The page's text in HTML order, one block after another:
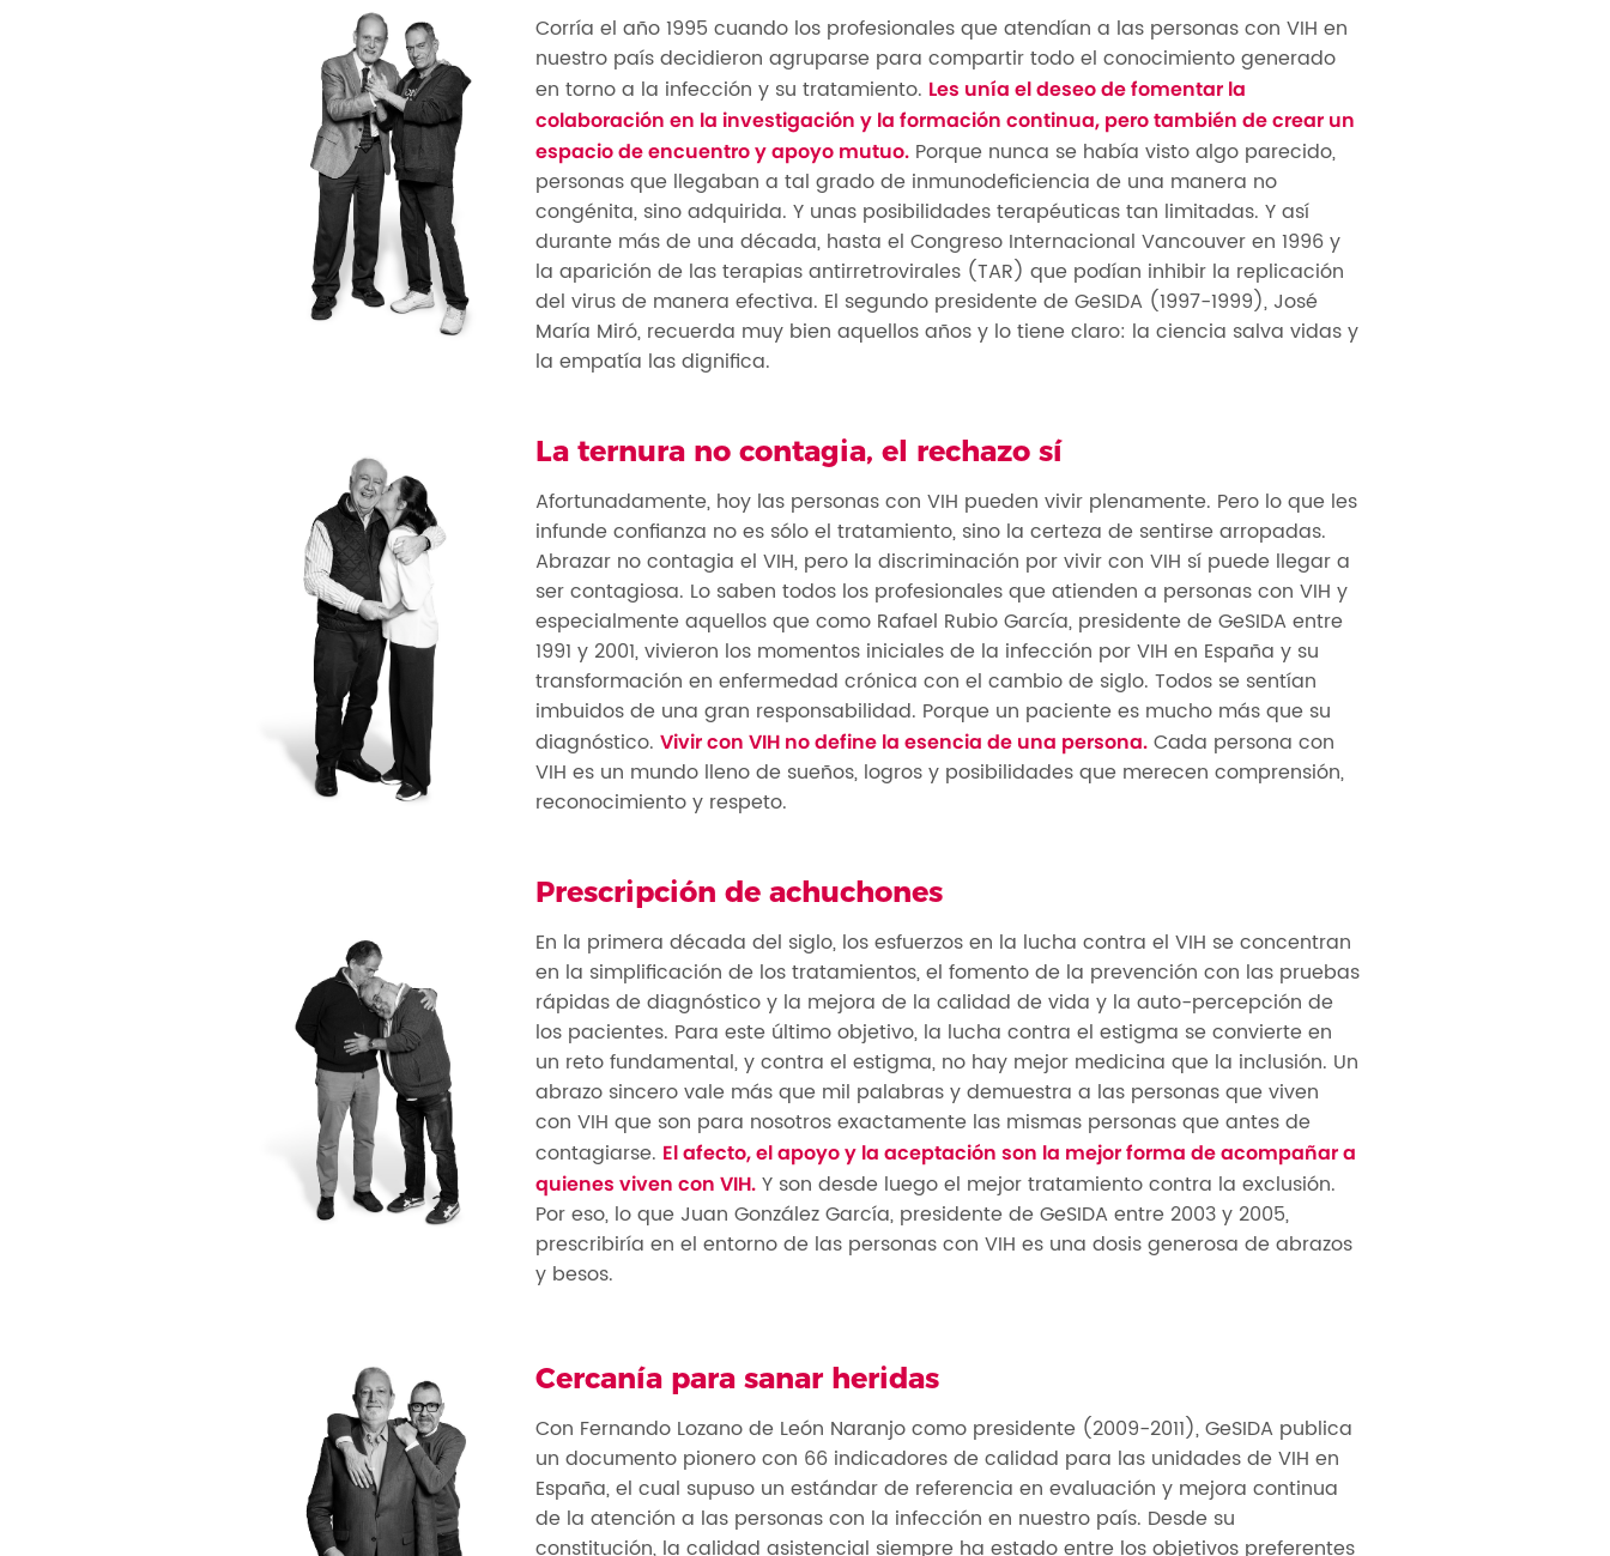
Corría el año 1995 cuando los profesionales que atendían a las personas con VIH en
nuestro país decidieron agruparse para compartir todo el conocimiento generado
en torno a la infección y su tratamiento. Les unía el deseo de fomentar la
colaboración en la investigación y la formación continua, pero también de crear un
espacio de encuentro y apoyo mutuo.Porque nunca se había visto algo parecido,
personas que llegaban a tal grado de inmunodeficiencia de una manera no
congénita, sino adquirida. Y unas posibilidades terapéuticas tan limitadas. Y así
durante más de una década, hasta el Congreso Internacional Vancouver en 1996 y
la aparición de las terapias antirretrovirales (TAR) que podían inhibir la replicación
del virus de manera efectiva. El segundo presidente de GeSIDA (1997-1999), José
María Miró, recuerda muy bien aquellos años y lo tiene claro: la ciencia salva vidas y
la empatía las dignifica.
La ternura no contagia, el rechazo sí
Afortunadamente, hoy las personas con VIH pueden vivir plenamente. Pero lo que les
infunde confianza no es sólo el tratamiento, sino la certeza de sentirse arropadas.
Abrazar no contagia el VIH, pero la discriminación por vivir con VIH sí puede llegar a
ser contagiosa. Lo saben todos los profesionales que atienden a personas con VIH y
especialmente aquellos que como Rafael Rubio García, presidente de GeSIDA entre
1991 y 2001, vivieron los momentos iniciales de la infección por VIH en España y su
transformación en enfermedad crónica con el cambio de siglo. Todos se sentían
imbuidos de una gran responsabilidad. Porque un paciente es mucho más que su
diagnóstico. Vivir con VIH no define la esencia de una persona.Cada persona con
VIH es un mundo lleno de sueños, logros y posibilidades que merecen comprensión,
reconocimiento y respeto.
Prescripción de achuchones
En la primera década del siglo, los esfuerzos en la lucha contra el VIH se concentran
en la simplificación de los tratamientos, el fomento de la prevención con las pruebas
rápidas de diagnóstico y la mejora de la calidad de vida y la auto-percepción de
los pacientes. Para este último objetivo, la lucha contra el estigma se convierte en
un reto fundamental, y contra el estigma, no hay mejor medicina que la inclusión. Un
abrazo sincero vale más que mil palabras y demuestra a las personas que viven
con VIH que son para nosotros exactamente las mismas personas que antes de
contagiarse. El afecto, el apoyo y la aceptación son la mejor forma de acompañar a
quienes viven con VIH.Y son desde luego el mejor tratamiento contra la exclusión.
Por eso, lo que Juan González García, presidente de GeSIDA entre 2003 y 2005,
prescribiría en el entorno de las personas con VIH es una dosis generosa de abrazos
y besos.
Cercanía para sanar heridas
Con Fernando Lozano de León Naranjo como presidente (2009-2011), GeSIDA publica
un documento pionero con 66 indicadores de calidad para las unidades de VIH en
España, el cual supuso un estándar de referencia en evaluación y mejora continua
de la atención a las personas con la infección en nuestro país. Desde su
constitución, la calidad asistencial siempre ha estado entre los objetivos preferentes